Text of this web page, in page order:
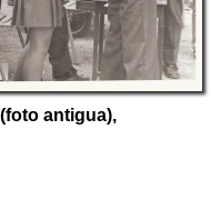
antigua),